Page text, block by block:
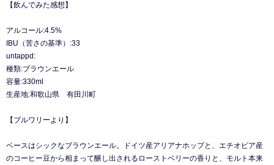
【飲んでみた感想】
アルコール:4.5%
IBU（苦さの基準）:33
untappd:
種類:ブラウンエール
容量:330ml
生産地:和歌山県 有田川町
【ブルワリーより】
ベースはシックなブラウンエール。ドイツ産アリアナホップと、エチオピア産
のコーヒー豆から相まって醸し出されるローストベリーの香りと、モルト本来